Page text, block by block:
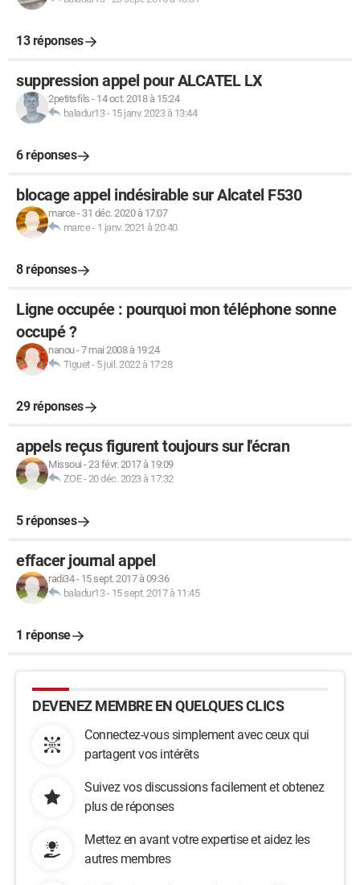
13 réponses
suppression appel pour ALCATEL LX
2petitsfils - 14 oct. 2018 à 15:24
baladur13- 15 janv. 2023 à 13:44
6 réponses
blocage appel indésirable sur Alcatel F530
marce- 31 déc. 2020 à 17:07
marce- 1 janv. 2021 à 20:40
8 réponses
Ligne occupée : pourquoi mon téléphone sonne
occupé ?
nanou-7 mai 2008 à 19:24
Tiguet- 5 juil. 2022 à 17:28
29 réponses
appels reçus figurent toujours sur l'écran
Missoui -23 févr. 2017 à 19:09
ZOE-20 déc. 2023 à 17:32
5 réponses
effacer journal appel
radi34- 15 sept. 2017 à 09:36
baladur13- 15 sept. 2017 à 11:45
1 réponse
DEVENEZ MEMBRE EN QUELQUES CLICS
Connectez-vous simplement avec ceux qui
partagent vos intérêts
Suivez vos discussions facilement et obtenez
plus de réponses
Mettez en avant votre expertise et aidez les
autres membres